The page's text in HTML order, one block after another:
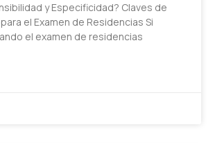
y Especificidad? Claves de
el Examen de Residencias Si
el examen de residencias